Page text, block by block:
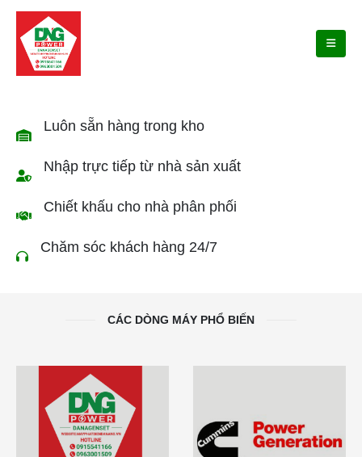
Luôn sẵn hàng trong kho
Nhập trực tiếp từ nhà sản xuất
Chiết khấu cho nhà phân phối
Chăm sóc khách hàng 24/7
CÁC DÒNG MÁY PHỔ BIẾN